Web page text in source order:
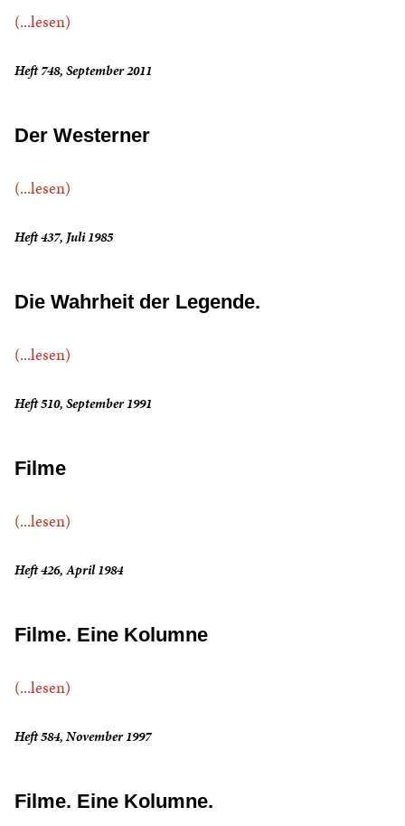
(...lesen)
Heft 748, September 2011
Der Westerner
(...lesen)
Heft 437, Juli 1985
Die Wahrheit der Legende.
(...lesen)
Heft 510, September 1991
Filme
(...lesen)
Heft 426, April 1984
Filme. Eine Kolumne
(...lesen)
Heft 584, November 1997
Filme. Eine Kolumne.